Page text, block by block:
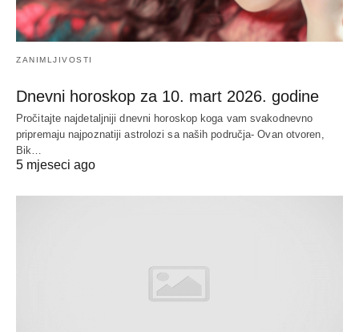
ZANIMLJIVOSTI
Dnevni horoskop za 10. mart 2026. godine
Pročitajte najdetaljniji dnevni horoskop koga vam svakodnevno
pripremaju najpoznatiji astrolozi sa naših područja- Ovan otvoren,
Bik…
5 mjeseci ago